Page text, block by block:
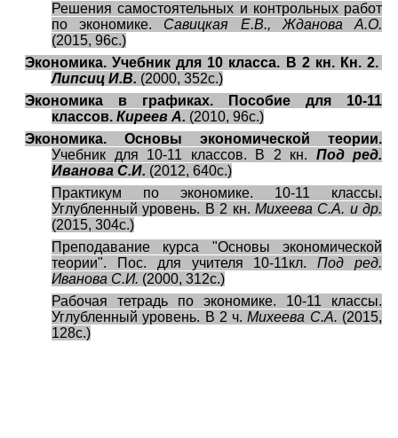
Решения самостоятельных и контрольных работ
по экономике. Савицкая Е.В., Жданова А.О.
(2015, 96с.)
Экономика. Учебник для 10 класса. В 2 кн. Кн. 2.
Липсиц И.В. (2000, 352с.)
Экономика в графиках. Пособие для 10-11
классов. Киреев А. (2010, 96с.)
Экономика. Основы экономической теории.
Учебник для 10-11 классов. В 2 кн.
Под ред.
Иванова С.И. (2012, 640с.)
Практикум по экономике. 10-11 классы.
Углубленный уровень. В 2 кн. Михеева С.А. и др.
(2015, 304с.)
Преподавание курса "Основы экономической
теории". Пос. для учителя 10-11кл.Под ред.
Иванова С.И. (2000, 312с.)
Рабочая тетрадь по экономике. 10-11 классы.
Углубленный уровень. В 2 ч.Михеева С.А. (2015,
128с.)